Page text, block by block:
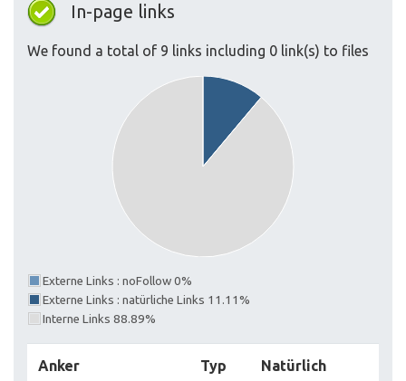
In-page links
We found a total of 9 links including 0 link(s) to files
Externe Links : noFollow 0%
Externe Links : natürliche Links 11.11%
Interne Links 88.89%
Anker Typ Natürlich